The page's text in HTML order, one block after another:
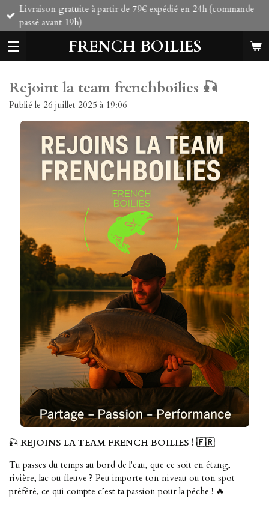
Passer
principal
FRENCH BOILIES
Livraison gratuite à partir de 79€ expédié en 24h (commande
passé avant 19h)
Rejoint la team frenchboilies 🎣
Publié le 26 juillet 2025 à 19:06
🎣 REJOINS LA TEAM FRENCH BOILIES ! 🇫🇷
Tu passes du temps au bord de l'eau, que ce soit en étang,
rivière, lac ou fleuve ? Peu importe ton niveau ou ton spot
préféré, ce qui compte c’est ta passion pour la pêche ! 🔥